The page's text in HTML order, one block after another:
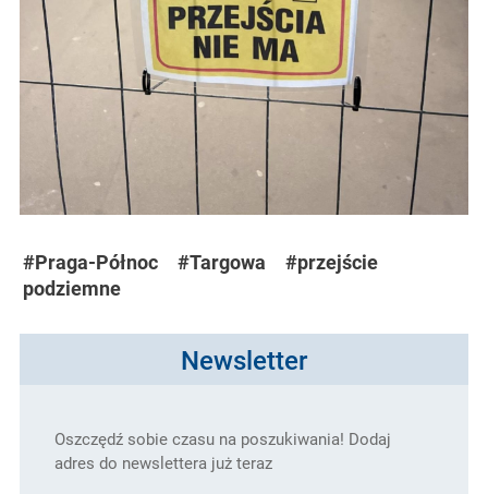
#Praga-Północ #Targowa
#przejście
podziemne
Newsletter
Oszczędź sobie czasu na poszukiwania! Dodaj
adres do newslettera już teraz